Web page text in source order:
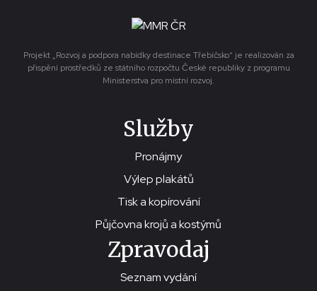
Projekt „Rozvoj a podpora nabídky destinace Třebíčsko“ je realizován za
přispění prostředků ze státního rozpočtu České republiky z programu
Ministerstva pro místní rozvoj.
Služby
Pronájmy
Výlep plakátů
Tisk a kopírování
Půjčovna krojů a kostýmů
Zpravodaj
Seznam vydání